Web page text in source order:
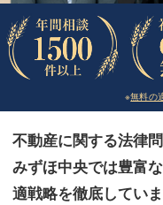
刑事弁護
交通事故
法律相談など（その
お客様へ
※無料の
不動産に関する法律
みずほ中央では豊富
適戦略を徹底していま
刑事弁護
交通事故
法律相談など（その
お客様へ